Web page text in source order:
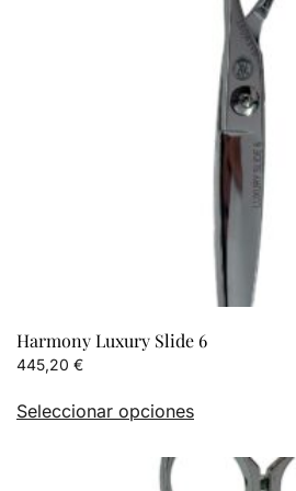
elegir
página
producto
Harmony Luxury Slide 6
445,20 €
Seleccionar opcionesproducto
múltiples